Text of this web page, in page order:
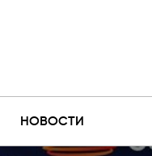
НОВОСТИ